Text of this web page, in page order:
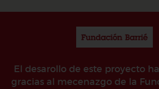
El desarollo de este proyecto
gracias al mecenazgo de la